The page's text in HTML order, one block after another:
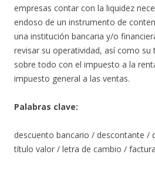
empresas contar con la liquidez
endoso de un instrumento de
una institución bancaria y/o
revisar su operatividad, así como
sobre todo con el impuesto a la
impuesto general a las ventas.
Palabras clave:
descuento bancario / descontante /
título valor / letra de cambio /